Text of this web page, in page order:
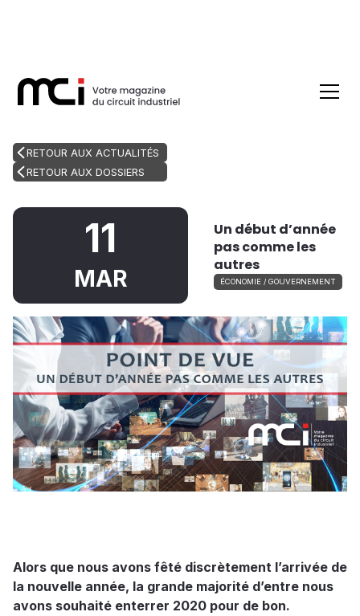
RETOUR AUX ACTUALITÉS
RETOUR AUX DOSSIERS
11
MAR
Un début d’année
pas comme les
autres
ÉCONOMIE / GOUVERNEMENT
Alors que nous avons fêté discrètement l’arrivée de
la nouvelle année, la grande majorité d’entre nous
avons souhaité enterrer 2020 pour de bon.